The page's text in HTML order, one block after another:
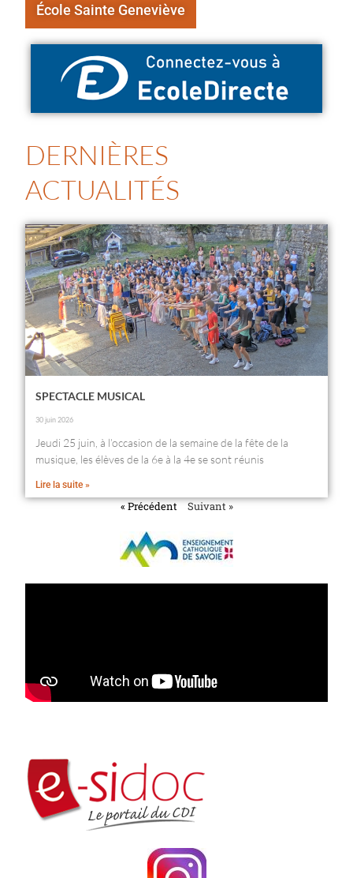
École Sainte Geneviève
DERNIÈRES
ACTUALITÉS
SPECTACLE MUSICAL
30 juin 2026
Jeudi 25 juin, à l’occasion de la semaine de la fête de la
musique, les élèves de la 6e à la 4e se sont réunis
Lire la suite »
« Précédent Suivant »